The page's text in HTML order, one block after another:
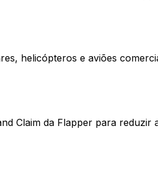
helicópteros e aviões
Claim da Flapper para reduzir